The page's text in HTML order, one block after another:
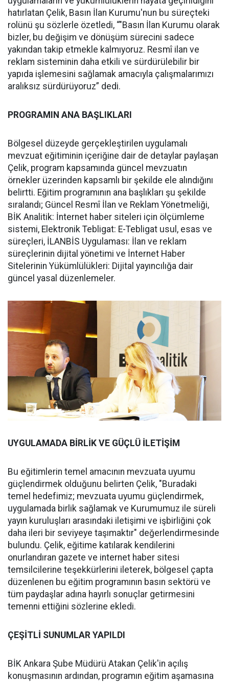
hatırlatan Çelik, Basın İlan Kurumu'nun bu süreçteki
rolünü şu sözlerle özetledi, “"Basın İlan Kurumu olarak
bizler, bu değişim ve dönüşüm sürecini sadece
yakından takip etmekle kalmıyoruz. Resmî ilan ve
reklam sisteminin daha etkili ve sürdürülebilir bir
yapıda işlemesini sağlamak amacıyla çalışmalarımızı
aralıksız sürdürüyoruz” dedi.
PROGRAMIN ANA BAŞLIKLARI
Bölgesel düzeyde gerçekleştirilen uygulamalı
mevzuat eğitiminin içeriğine dair de detaylar paylaşan
Çelik, program kapsamında güncel mevzuatın
örnekler üzerinden kapsamlı bir şekilde ele alındığını
belirtti. Eğitim programının ana başlıkları şu şekilde
sıralandı; Güncel Resmî İlan ve Reklam Yönetmeliği,
BİK Analitik: İnternet haber siteleri için ölçümleme
sistemi, Elektronik Tebligat: E-Tebligat usul, esas ve
süreçleri, İLANBİS Uygulaması: İlan ve reklam
süreçlerinin dijital yönetimi ve İnternet Haber
Sitelerinin Yükümlülükleri: Dijital yayıncılığa dair
güncel yasal düzenlemeler.
UYGULAMADA BİRLİK VE GÜÇLÜ İLETİŞİM
Bu eğitimlerin temel amacının mevzuata uyumu
güçlendirmek olduğunu belirten Çelik, "Buradaki
temel hedefimiz; mevzuata uyumu güçlendirmek,
uygulamada birlik sağlamak ve Kurumumuz ile süreli
yayın kuruluşları arasındaki iletişimi ve işbirliğini çok
daha ileri bir seviyeye taşımaktır" değerlendirmesinde
bulundu. Çelik, eğitime katılarak kendilerini
onurlandıran gazete ve internet haber sitesi
temsilcilerine teşekkürlerini ileterek, bölgesel çapta
düzenlenen bu eğitim programının basın sektörü ve
tüm paydaşlar adına hayırlı sonuçlar getirmesini
temenni ettiğini sözlerine ekledi.
ÇEŞİTLİ SUNUMLAR YAPILDI
BİK Ankara Şube Müdürü Atakan Çelik'in açılış
konuşmasının ardından, programın eğitim aşamasına